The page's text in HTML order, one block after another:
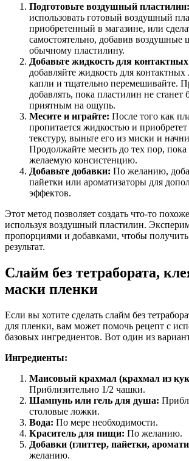
Подготовьте воздушный пластилин:
использовать готовый воздушный
приобретенный в магазине, или
самостоятельно, добавив воздушные
обычному пластилину.
Добавьте жидкость для
добавляйте жидкость для
капли и тщательно перемешивайте.
добавлять, пока пластилин не станет
приятным на ощупь.
Месите и играйте: После того как
пропитается жидкостью и
текстуру, выньте его из миски и
Продолжайте месить до тех пор, пока
желаемую консистенцию.
Добавьте добавки: По желанию,
пайетки или ароматизаторы для
эффектов.
Этот метод позволяет создать что-то
используя воздушный пластилин.
пропорциями и добавками, чтобы
результат.
Слайм без тетрабората,
маски пленки
Если вы хотите сделать слайм без
для пленки, вам может помочь рецепт с
базовых ингредиентов. Вот один из
Ингредиенты:
Маисовый крахмал (крахмал из
Приблизительно 1/2 чашки.
Шампунь или гель для душа:
столовые ложки.
Вода: По мере необходимости.
Краситель для пищи: По желанию.
Добавки (глиттер, пайетки,
желанию.